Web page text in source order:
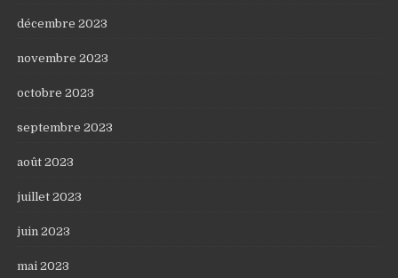
décembre 2023
novembre 2023
octobre 2023
septembre 2023
août 2023
juillet 2023
juin 2023
mai 2023